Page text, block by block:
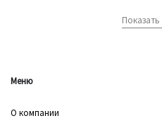
Меню
О компании